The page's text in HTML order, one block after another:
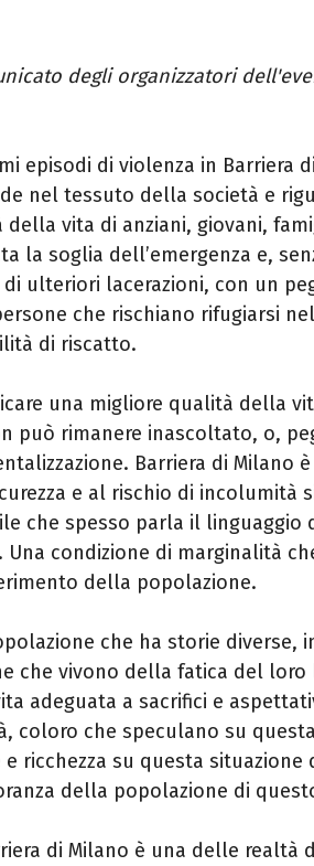
degli organizzatori
episodi di violenza in Barriera
nel tessuto della società e
della vita di anziani, giovani,
la soglia dell’emergenza e,
di ulteriori lacerazioni, con un
che rischiano rifugiarsi
di riscatto.
una migliore qualità della
può rimanere inascoltato, o,
Barriera di Milano
e al rischio di incolumità
che spesso parla il
Una condizione di marginalità
della popolazione.
che ha storie diverse,
che vivono della fatica del
adeguata a sacrifici e
coloro che speculano su
e ricchezza su questa
della popolazione di
di Milano è una delle realtà